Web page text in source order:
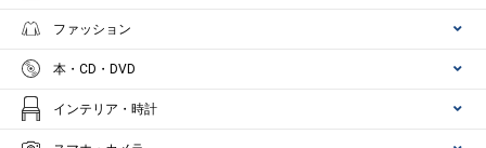
ファッション
本・CD・DVD
インテリア・時計